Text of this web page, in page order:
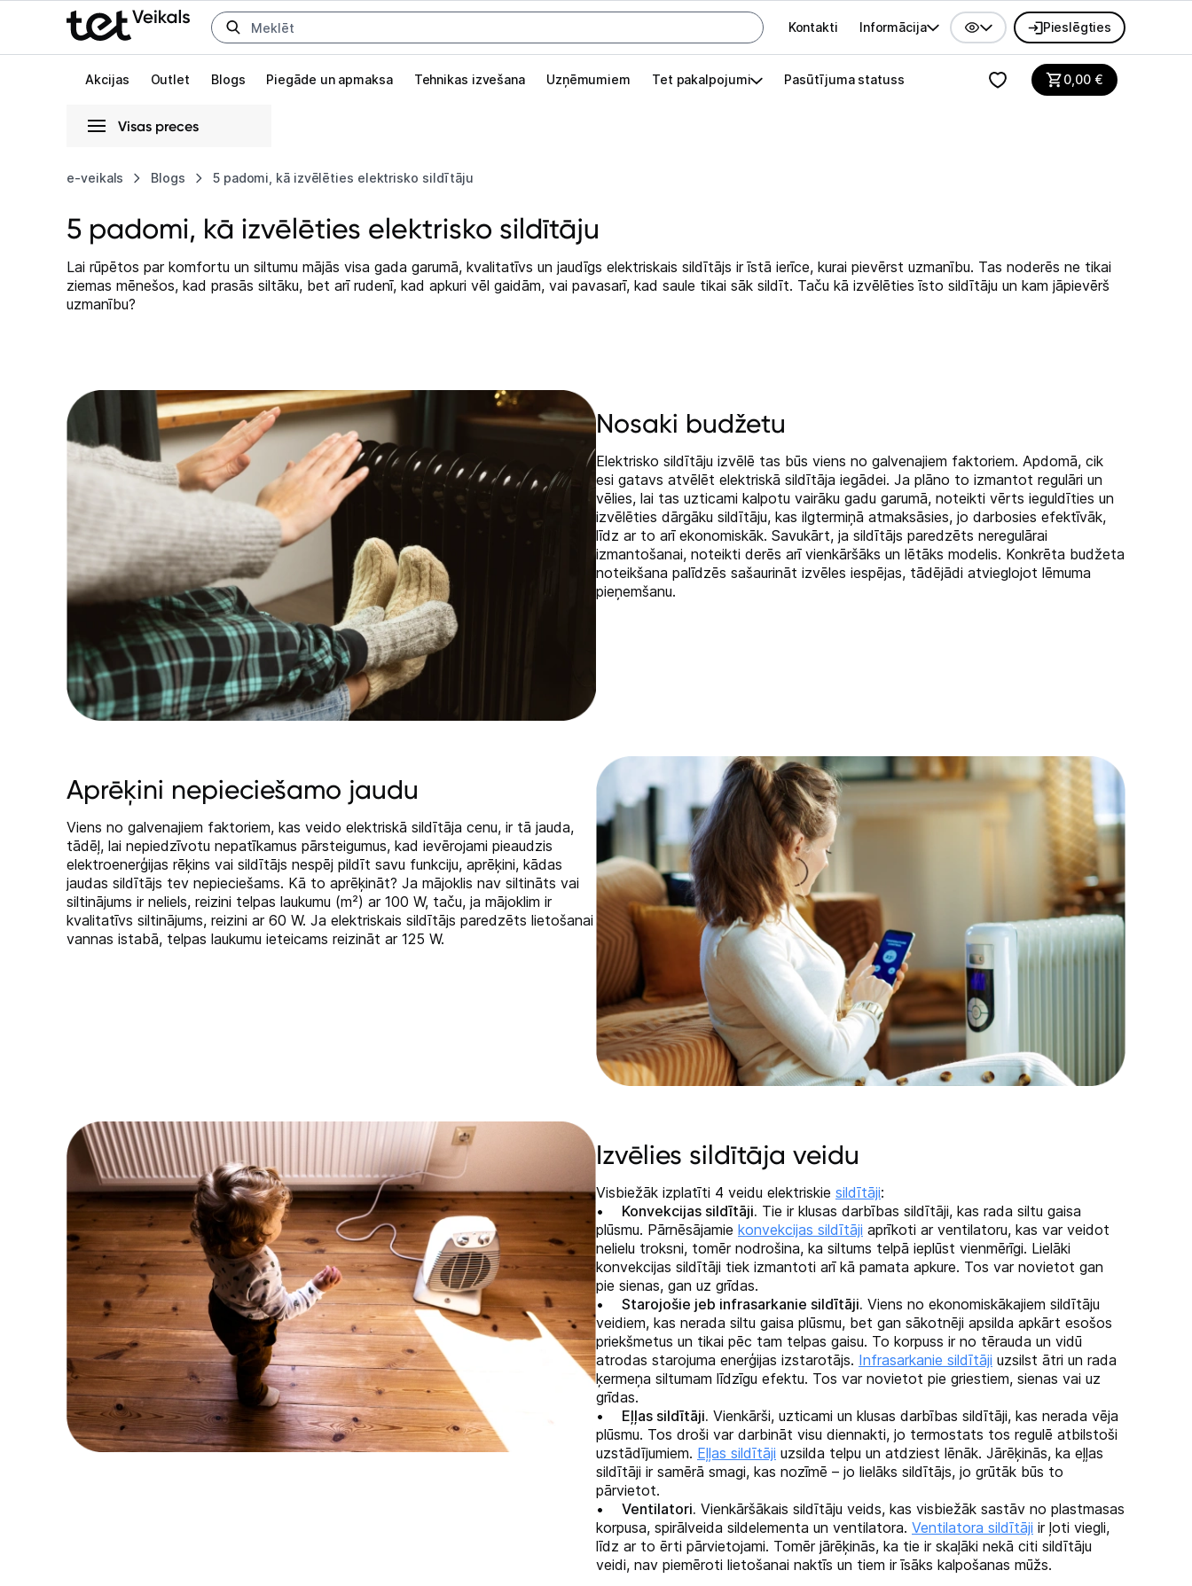
Uz kategorijam Uz galveno saturu
Galvenes izvēlne
Kontakti Informācija Pieslēgties
Akcijas Outlet Blogs Piegāde un apmaksa Tehnikas izvešana Uzņēmumiem Tet pakalpojumi Pasūtījuma statuss 0,00€
Visas preces
e-veikals Blogs 5 padomi, kā izvēlēties elektrisko sildītāju
Pieslēgties
Outlet
Izvēlies kāroto ierīci izdevīgāk!
Telefoni, planšetdatori
Sadzīves tehnika
Skaistumkopšana
Ražotāju atjaunota tehnika
Tehnikas izvešana
Uzņēmumiem
Tet pakalpojumi
Animācijas
5 padomi, kā izvēlēties elektrisko sildītāju
Lai rūpētos par komfortu un siltumu mājās visa gada garumā, kvalitatīvs un jaudīgs elektriskais sildītājs ir īstā ierīce, kurai pievērst uzmanību. Tas noderēs ne tikai
ziemas mēnešos, kad prasās siltāku, bet arī rudenī, kad apkuri vēl gaidām, vai pavasarī, kad saule tikai sāk sildīt. Taču kā izvēlēties īsto sildītāju un kam jāpievērš
uzmanību?
Nosaki budžetu
Elektrisko sildītāju izvēlē tas būs viens no galvenajiem faktoriem. Apdomā, cik
esi gatavs atvēlēt elektriskā sildītāja iegādei. Ja plāno to izmantot regulāri un
vēlies, lai tas uzticami kalpotu vairāku gadu garumā, noteikti vērts ieguldīties un
izvēlēties dārgāku sildītāju, kas ilgtermiņā atmaksāsies, jo darbosies efektīvāk,
līdz ar to arī ekonomiskāk. Savukārt, ja sildītājs paredzēts neregulārai
izmantošanai, noteikti derēs arī vienkāršāks un lētāks modelis. Konkrēta budžeta
noteikšana palīdzēs sašaurināt izvēles iespējas, tādējādi atvieglojot lēmuma
pieņemšanu.
Aprēķini nepieciešamo jaudu
Viens no galvenajiem faktoriem, kas veido elektriskā sildītāja cenu, ir tā jauda,
tādēļ, lai nepiedzīvotu nepatīkamus pārsteigumus, kad ievērojami pieaudzis
elektroenerģijas rēķins vai sildītājs nespēj pildīt savu funkciju, aprēķini, kādas
jaudas sildītājs tev nepieciešams. Kā to aprēķināt? Ja mājoklis nav siltināts vai
siltinājums ir neliels, reizini telpas laukumu (m²) ar 100 W, taču, ja mājoklim ir
kvalitatīvs siltinājums, reizini ar 60 W. Ja elektriskais sildītājs paredzēts lietošanai
vannas istabā, telpas laukumu ieteicams reizināt ar 125 W.
Izvēlies sildītāja veidu
Visbiežāk izplatīti 4 veidu elektriskie sildītāji:
• Konvekcijas sildītāji. Tie ir klusas darbības sildītāji, kas rada siltu gaisa
plūsmu. Pārnēsājamie konvekcijas sildītāji aprīkoti ar ventilatoru, kas var veidot
nelielu troksni, tomēr nodrošina, ka siltums telpā ieplūst vienmērīgi. Lielāki
konvekcijas sildītāji tiek izmantoti arī kā pamata apkure. Tos var novietot gan
pie sienas, gan uz grīdas.
• Starojošie jeb infrasarkanie sildītāji. Viens no ekonomiskākajiem sildītāju
veidiem, kas nerada siltu gaisa plūsmu, bet gan sākotnēji apsilda apkārt esošos
priekšmetus un tikai pēc tam telpas gaisu. To korpuss ir no tērauda un vidū
atrodas starojuma enerģijas izstarotājs. Infrasarkanie sildītāji uzsilst ātri un rada
ķermeņa siltumam līdzīgu efektu. Tos var novietot pie griestiem, sienas vai uz
grīdas.
• Eļļas sildītāji. Vienkārši, uzticami un klusas darbības sildītāji, kas nerada vēja
plūsmu. Tos droši var darbināt visu diennakti, jo termostats tos regulē atbilstoši
uzstādījumiem. Eļļas sildītāji uzsilda telpu un atdziest lēnāk. Jārēķinās, ka eļļas
sildītāji ir samērā smagi, kas nozīmē – jo lielāks sildītājs, jo grūtāk būs to
pārvietot.
• Ventilatori. Vienkāršākais sildītāju veids, kas visbiežāk sastāv no plastmasas
korpusa, spirālveida sildelementa un ventilatora. Ventilatora sildītāji ir ļoti viegli,
līdz ar to ērti pārvietojami. Tomēr jārēķinās, ka tie ir skaļāki nekā citi sildītāju
veidi, nav piemēroti lietošanai naktīs un tiem ir īsāks kalpošanas mūžs.